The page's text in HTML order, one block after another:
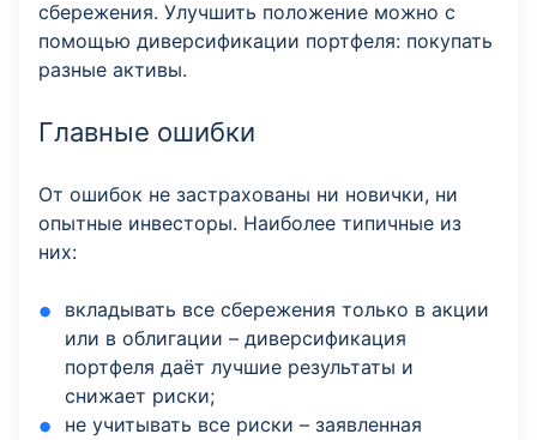
сбережения. Улучшить положение можно с
помощью диверсификации портфеля: покупать
разные активы.
Главные ошибки
От ошибок не застрахованы ни новички, ни
опытные инвесторы. Наиболее типичные из
них:
вкладывать все сбережения только в акции
или в облигации – диверсификация
портфеля даёт лучшие результаты и
снижает риски;
не учитывать все риски – заявленная